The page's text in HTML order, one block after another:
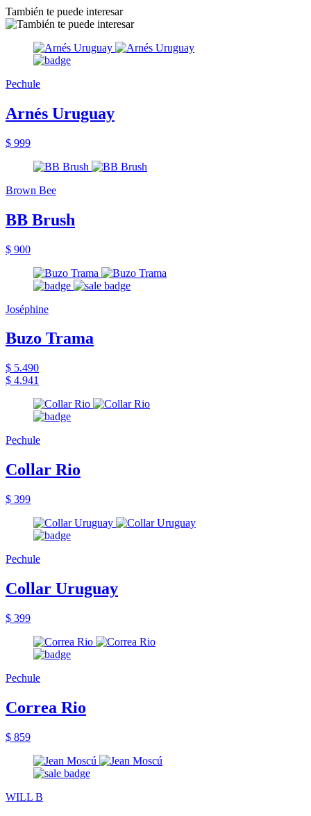
También te puede interesar
Pechule
Arnés Uruguay
$ 999
Brown Bee
BB Brush
$ 900
Joséphine
Buzo Trama
$ 5.490
$ 4.941
Pechule
Collar Rio
$ 399
Pechule
Collar Uruguay
$ 399
Pechule
Correa Rio
$ 859
WILL B